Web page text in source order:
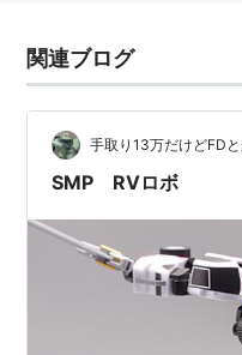
関連ブログ
手取り13万だけどFD
SMP RVロボ